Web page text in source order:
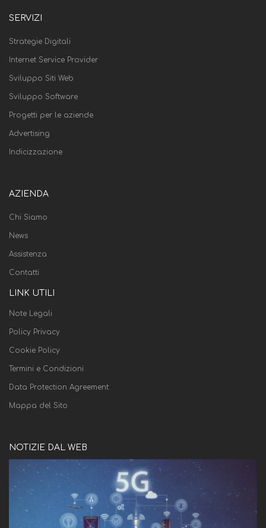
SERVIZI
Strategie Digitali
Internet Service Provider
Sviluppo Siti Web
Sviluppo Software
Progetti per le aziende
Advertising
Indicizzazione
AZIENDA
Chi Siamo
News
Assistenza
Contatti
LINK UTILI
Note Legali
Policy Privacy
Cookie Policy
Termini e Condizioni
Data Protection Agreement
Mappa del Sito
NOTIZIE DAL WEB